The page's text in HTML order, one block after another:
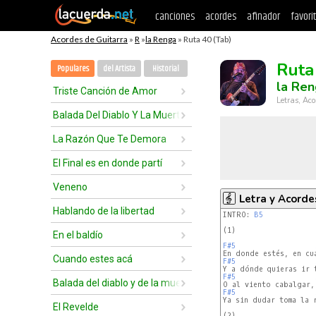
canciones acordes afinador
Acordes de Guitarra » R »la Renga » Ruta 40 (Tab)
Populares del Artista Historial
Triste Canción de Amor
Balada Del Diablo Y La Muerte
La Razón Que Te Demora
El Final es en donde partí
Veneno
Hablando de la libertad
En el baldío
Cuando estes acá
Balada del diablo y de la muerte
El Revelde
la
Letras,
Letra y
INTRO: B5
(1)
F#5
F#5
F#5
F#5
Ya sin dudar toma la